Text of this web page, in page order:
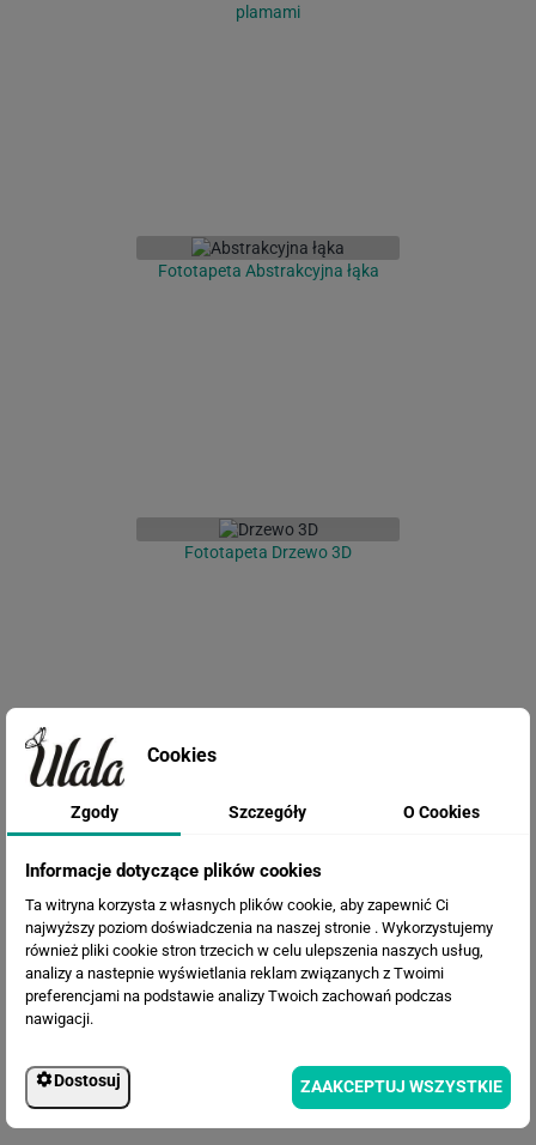
plamami
Fototapeta Abstrakcyjna łąka
Fototapeta Drzewo 3D
Fototapeta Abstrakcyjny krajobraz
Cookies
Zgody Szczegóły O Cookies
Informacje dotyczące plików cookies
Ta witryna korzysta z własnych plików cookie, aby zapewnić Ci
najwyższy poziom doświadczenia na naszej stronie . Wykorzystujemy
również pliki cookie stron trzecich w celu ulepszenia naszych usług,
analizy a nastepnie wyświetlania reklam związanych z Twoimi
preferencjami na podstawie analizy Twoich zachowań podczas
nawigacji.
Dostosuj ZAAKCEPTUJ WSZYSTKIE